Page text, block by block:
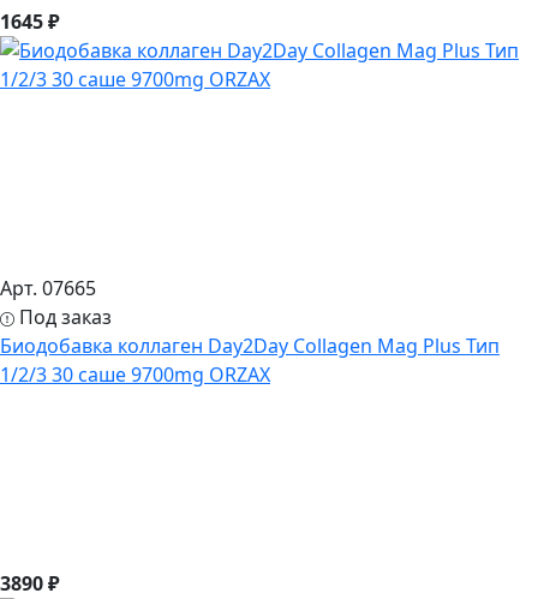
1645 ₽
Арт. 07665
Под заказ
Биодобавка коллаген Day2Day Collagen Mag Plus Тип
1/2/3 30 саше 9700mg ORZAX
3890 ₽